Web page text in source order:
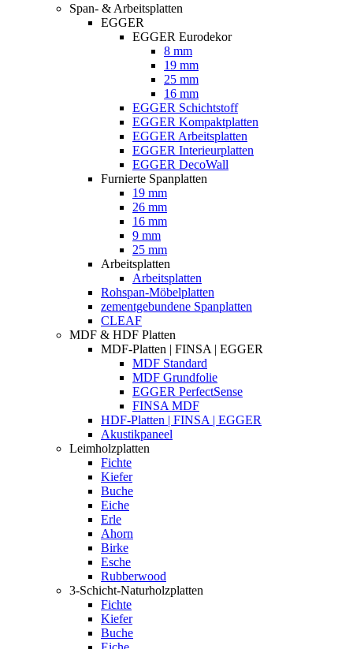
Span- & Arbeitsplatten
EGGER
EGGER Eurodekor
8 mm
19 mm
25 mm
16 mm
EGGER Schichtstoff
EGGER Kompaktplatten
EGGER Arbeitsplatten
EGGER Interieurplatten
EGGER DecoWall
Furnierte Spanplatten
19 mm
26 mm
16 mm
9 mm
25 mm
Arbeitsplatten
Arbeitsplatten
Rohspan-Möbelplatten
zementgebundene Spanplatten
CLEAF
MDF & HDF Platten
MDF-Platten | FINSA | EGGER
MDF Standard
MDF Grundfolie
EGGER PerfectSense
FINSA MDF
HDF-Platten | FINSA | EGGER
Akustikpaneel
Leimholzplatten
Fichte
Kiefer
Buche
Eiche
Erle
Ahorn
Birke
Esche
Rubberwood
3-Schicht-Naturholzplatten
Fichte
Kiefer
Buche